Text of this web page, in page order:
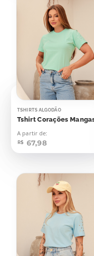
TSHIRTS ALGODÃO
A partir de:
R$ 67,98